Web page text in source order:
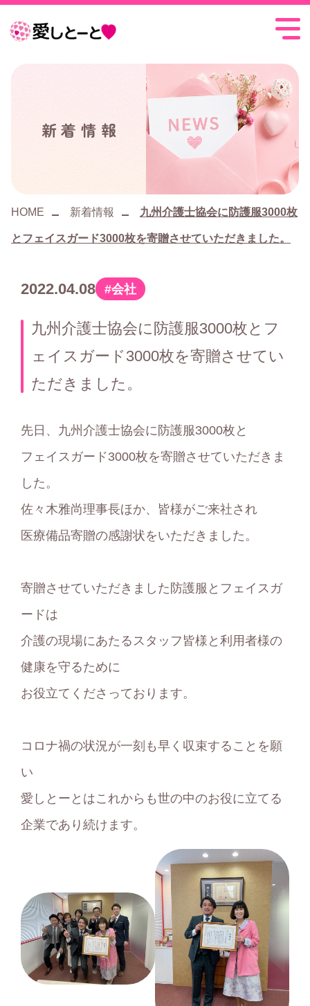
愛
新着情報
HOME 新着情報 九州介護士協会に防護服3000枚
とフェイスガード3000枚を寄贈させていただきました。
九州介護士協会に防護服3000枚とフ
ェイスガード3000枚を寄贈させてい
ただきました。
2022.04.08カ 会社
先日、九州介護士協会に防護服3000枚と
フェイスガード3000枚を寄贈させていただきま
した。
佐々木雅尚理事長ほか、皆様がご来社され
医療備品寄贈の感謝状をいただきました。
寄贈させていただきました防護服とフェイスガ
ードは
介護の現場にあたるスタッフ皆様と利用者様の
健康を守るために
お役立てくださっております。
コロナ禍の状況が一刻も早く収束することを願
い
愛しとーとはこれからも世の中のお役に立てる
企業であり続けます。